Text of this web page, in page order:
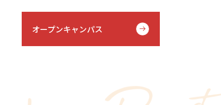
オープンキャンパス